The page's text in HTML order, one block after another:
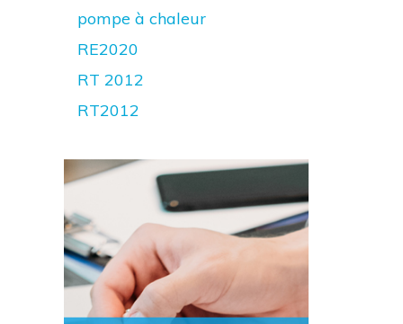
pompe à chaleur
RE2020
RT 2012
RT2012